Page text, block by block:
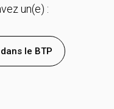
un(e) :
le BTP